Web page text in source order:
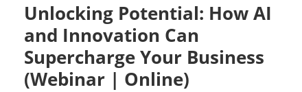
Unlocking Potential: How AI
and Innovation Can
Supercharge Your Business
(Webinar | Online)